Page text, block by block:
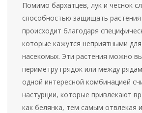
Помимо бархатцев, лук и чеснок
способностью защищать
происходит благодаря
которые кажутся неприятными
насекомых. Эти растения можно
периметру грядок или между
одной интересной комбинацией
настурции, которые привлекают
как белянка, тем самым отвлекая